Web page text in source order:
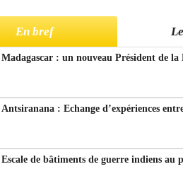
En bref
Madagascar : un nouveau Président de
Antsiranana : Echange d’expériences
Escale de bâtiments de guerre indiens au